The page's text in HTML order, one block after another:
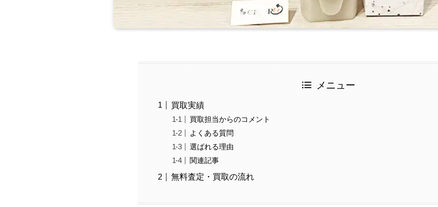
メニュー
買取実績
買取担当からのコメント
よくある質問
選ばれる理由
関連記事
無料査定・買取の流れ